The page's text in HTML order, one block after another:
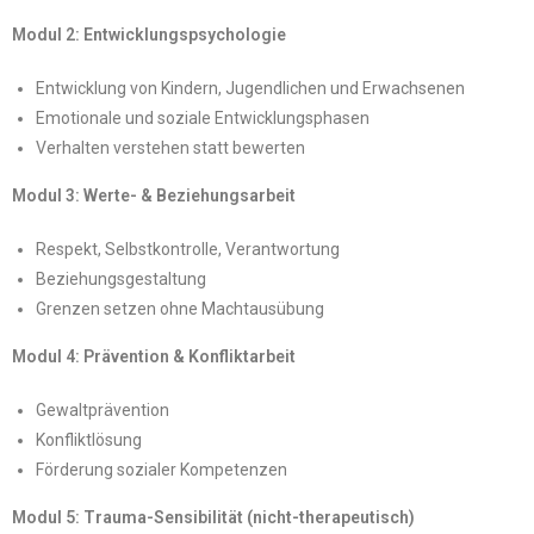
Modul 2: Entwicklungspsychologie
Entwicklung von Kindern, Jugendlichen und Erwachsenen
Emotionale und soziale Entwicklungsphasen
Verhalten verstehen statt bewerten
Modul 3: Werte- & Beziehungsarbeit
Respekt, Selbstkontrolle, Verantwortung
Beziehungsgestaltung
Grenzen setzen ohne Machtausübung
Modul 4: Prävention & Konfliktarbeit
Gewaltprävention
Konfliktlösung
Förderung sozialer Kompetenzen
Modul 5: Trauma-Sensibilität (nicht-therapeutisch)